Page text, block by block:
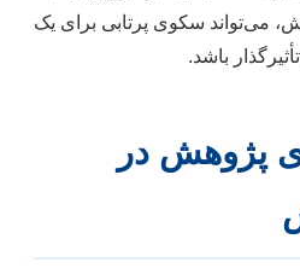
می‌تواند سکوی پرتابی برای یک
باشد.
پژوهش در